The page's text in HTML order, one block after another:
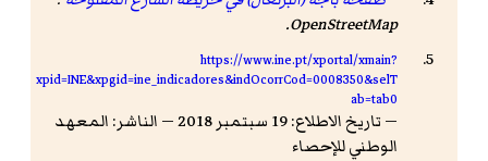
OpenStreetMap
.
https://www.ine.pt/xportal/xmain?
xpid=INE&xpgid=ine_indicadores&indOcorrCod=0008350&selT
ab=tab0
— تاريخ الاطلاع: 19 سبتمبر 2018 — الناشر: المعهد
الوطني للإحصاء